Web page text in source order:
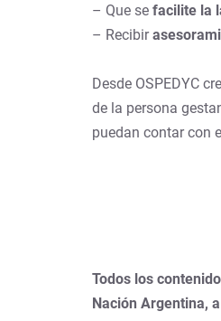
– Que se facilite la
– Recibir
Desde OSPEDYC
de la persona
puedan contar con
Todos los
Nación Argentina,